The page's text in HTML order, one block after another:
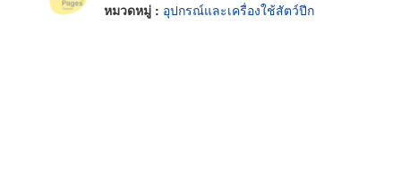
หมวดหมู่ : อุปกรณ์และเครื่องใช้สัตว์ปีก